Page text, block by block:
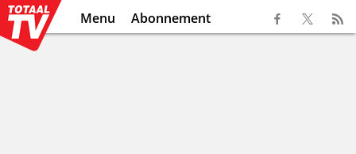
Menu Abonnement